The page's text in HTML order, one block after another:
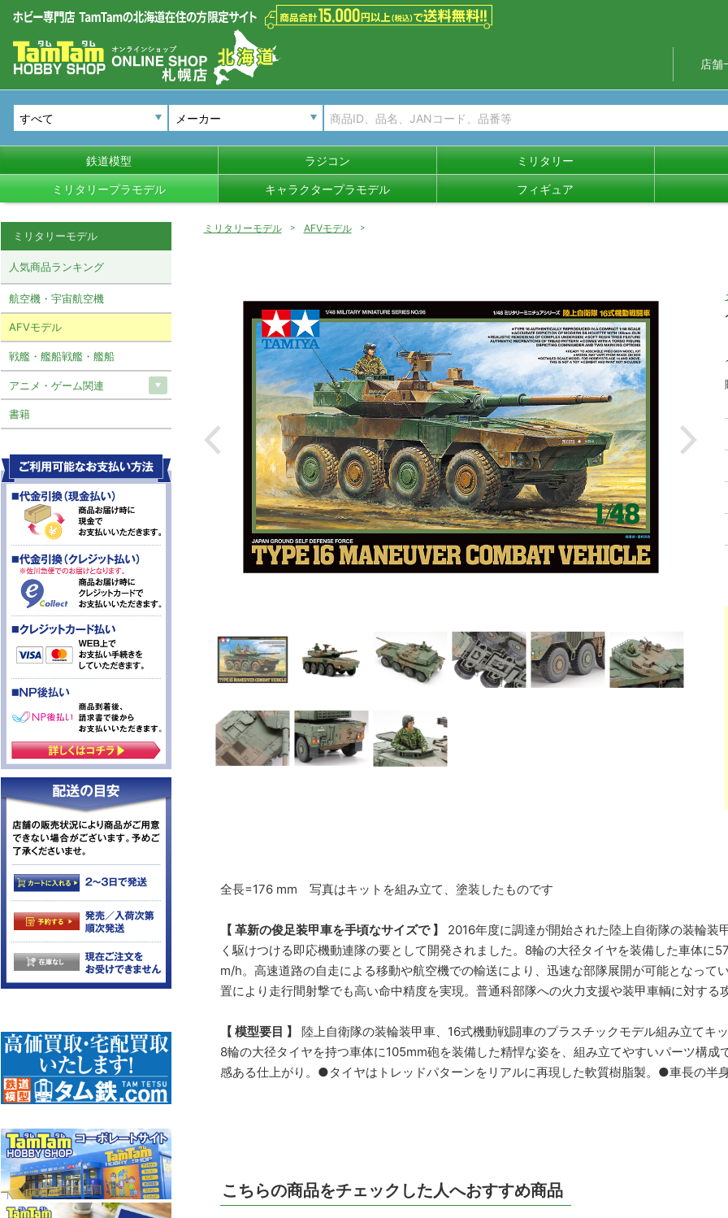
店舗
メーカー
鉄道模型 ラジコン ミリタリー
ミリタリープラモデル キャラクタープラモデル フィギュア
ミリタリーモデル AFVモデル
全長=176 mm 写真はキットを組み立て、塗装したものです
【 革新の俊足装甲車を手頃なサイズで 】
2016年度に調達が開始された陸上自衛隊の装輪装
く駆けつける即応機動連隊の要として開発されました。8輪の大径タイヤを装備した車体に
m/h。高速道路の自走による移動や航空機での輸送により、迅速な部隊展開が可能となって
置により走行間射撃でも高い命中精度を実現。普通科部隊への火力支援や装甲車輌に対す
【 模型要目 】
陸上自衛隊の装輪装甲車、16式機動戦闘車のプラスチックモデル組み立て
8輪の大径タイヤを持つ車体に105mm砲を装備した精悍な姿を、組み立てやすいパーツ構
感ある仕上がり。●タイヤはトレッドパターンをリアルに再現した軟質樹脂製。●車長の半
こちらの商品をチェックした人へおすすめ商品
ミリタリーモデル
人気商品ランキング
航空機・宇宙航空機
AFVモデル
戦艦・艦船戦艦・艦船
アニメ・ゲーム関連
書籍